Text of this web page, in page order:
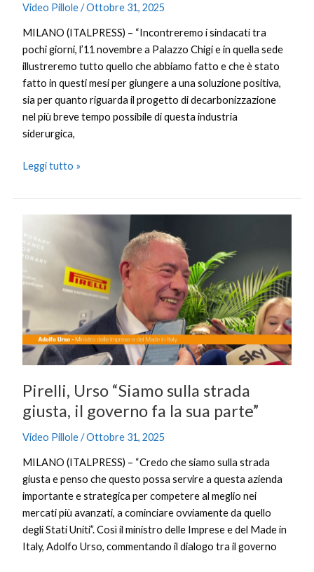
Video Pillole/Ottobre 31, 2025
MILANO (ITALPRESS) – “Incontreremo i sindacati tra
pochi giorni, l’11 novembre a Palazzo Chigi e in quella sede
illustreremo tutto quello che abbiamo fatto e che è stato
fatto in questi mesi per giungere a una soluzione positiva,
sia per quanto riguarda il progetto di decarbonizzazione
nel più breve tempo possibile di questa industria
siderurgica,
Leggi tutto »
Pirelli, Urso “Siamo sulla strada
giusta, il governo fa la sua parte”
Video Pillole/Ottobre 31, 2025
MILANO (ITALPRESS) – “Credo che siamo sulla strada
giusta e penso che questo possa servire a questa azienda
importante e strategica per competere al meglio nei
mercati più avanzati, a cominciare ovviamente da quello
degli Stati Uniti”. Così il ministro delle Imprese e del Made in
Italy, Adolfo Urso, commentando il dialogo tra il governo
Urso
“Siamo
sulla
strada
giusta,
governo
fa
sua
parte”